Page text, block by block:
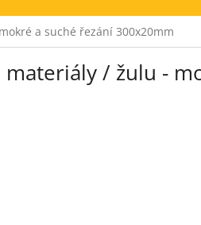
a suché řezání 300x20mm
materiály / žulu -